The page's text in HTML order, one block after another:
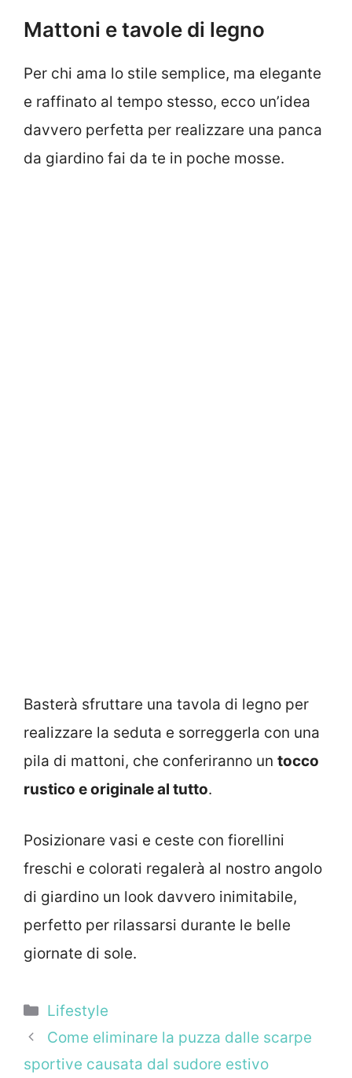
Mattoni e tavole di legno
Per chi ama lo stile semplice, ma elegante
e raffinato al tempo stesso, ecco un’idea
davvero perfetta per realizzare una panca
da giardino fai da te in poche mosse.
Basterà sfruttare una tavola di legno per
realizzare la seduta e sorreggerla con una
pila di mattoni, che conferiranno un tocco
rustico e originale al tutto.
Posizionare vasi e ceste con fiorellini
freschi e colorati regalerà al nostro angolo
di giardino un look davvero inimitabile,
perfetto per rilassarsi durante le belle
giornate di sole.
Categorie
Lifestyle
Come eliminare la puzza dalle scarpe
sportive causata dal sudore estivo